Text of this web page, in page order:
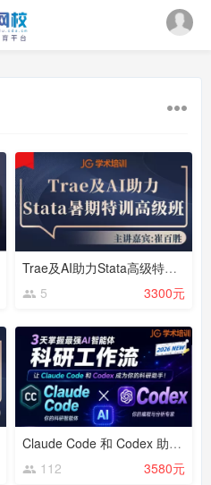
Trae及AI助力Stata高级特训_2026年暑期
5
3300元
Claude Code 和 Codex 助力学术科研与应用【202607】
112
3580元